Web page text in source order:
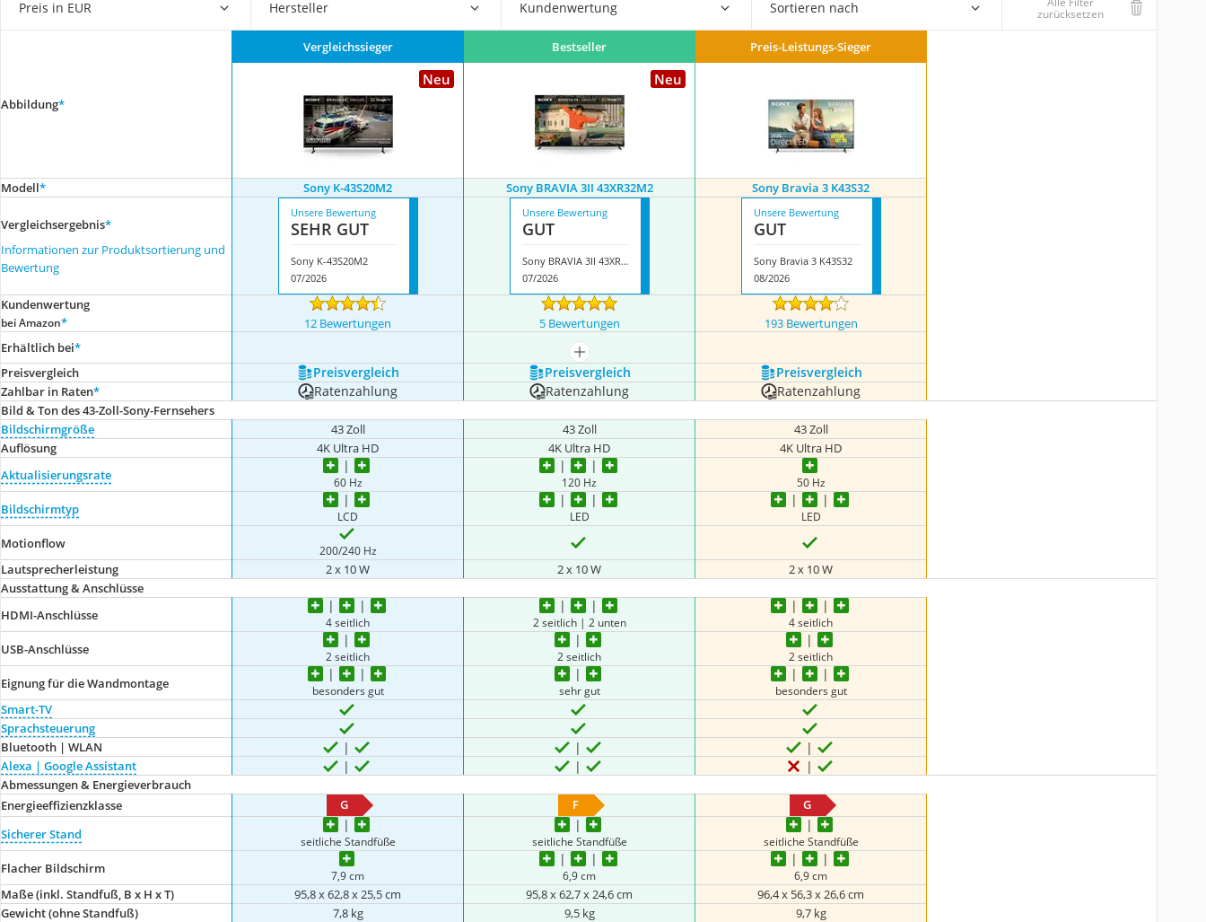
Acer Aspire
Service
Preis in EUR Hersteller Kundenwertung Sortieren nach zurücksetzen
Abbildung*
Vergleichssieger
Neu
Bestseller
Neu
Preis-Leistungs-Sieger
Modell* Sony K-43S20M2 Sony BRAVIA 3II 43XR32M2 Sony Bravia 3 K43S32
Vergleichsergebnis*
Informationen zur Produktsortierung und
Bewertung
Unsere Bewertung
SEHR GUT
Sony K-43S20M2
07/2026
Unsere Bewertung
GUT
Sony BRAVIA 3II 43XR32M2
07/2026
Unsere Bewertung
GUT
Sony Bravia 3 K43S32
08/2026
Kundenwertung
bei Amazon* 12 Bewertungen 5 Bewertungen
193 Bewertungen
Erhältlich bei*
mehr anzeigen
Preis­vergleich
Preis­vergleich Preis­vergleich Preis­vergleich
Zahlbar in Raten* Ratenzahlung Ratenzahlung Ratenzahlung
Bild & Ton des 43-Zoll-Sony-Fernsehers
Bildschirmgröße
43 Zoll 43 Zoll
43 Zoll
Auflösung
4K Ultra HD 4K Ultra HD
4K Ultra HD
Aktualisierungsrate
60 Hz 120 Hz 50 Hz
Bildschirmtyp LCD LED LED
Motionflow 200/240 Hz
Lautsprecherleistung 2 x 10 W 2 x 10 W
2 x 10 W
Ausstattung & Anschlüsse
HDMI-Anschlüsse
4 seitlich 2 seitlich | 2 unten 4 seitlich
USB-Anschlüsse 2 seitlich 2 seitlich 2 seitlich
Eignung für die Wandmontage besonders gut sehr gut besonders gut
Smart-TV
Sprachsteuerung
Bluetooth | WLAN
Alexa | Google Assistant
Abmessungen & Energieverbrauch
Energieeffizienzklasse
G F
G
Sicherer Stand
seitliche Standfüße seitliche Standfüße seitliche Standfüße
Flacher Bildschirm 7,9 cm 6,9 cm 6,9 cm
Maße (inkl. Standfuß, B x H x T) 95,8 x 62,8 x 25,5 cm 95,8 x 62,7 x 24,6 cm
96,4 x 56,3 x 26,6 cm
Gewicht (ohne Standfuß)
7,8 kg 9,5 kg 9,7 kg